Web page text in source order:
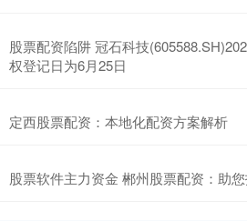
股票配资陷阱 冠石科技
权登记日为6月25日
定西股票配资：本地化配资方案解析
股票软件主力资金 郴州股票配资：助